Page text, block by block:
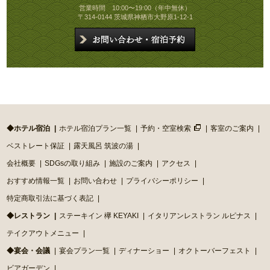
営業時間 10:00〜19:00（年中無休）
〒314-0144 茨城県神栖市大野原1-12-1
◆ホテル宿泊 ホテル宿泊プラン一覧 予約・空室検索 客室のご案内
ベストレート保証 露天風呂 筑波の湯
会社概要 SDGsの取り組み 施設のご案内 アクセス
おすすめ情報一覧 お問い合わせ プライバシーポリシー
特定商取引法に基づく表記
◆レストラン ステーキイン 欅 KEYAKI イタリアンレストラン ルピナス
テイクアウトメニュー
◆宴会・会議 宴会プラン一覧 ディナーショー オクトーバーフェスト
ビアガーデン